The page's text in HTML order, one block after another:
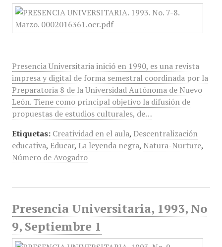
Presencia Universitaria inició en 1990, es una revista
impresa y digital de forma semestral coordinada por la
Preparatoria 8 de la Universidad Autónoma de Nuevo
León. Tiene como principal objetivo la difusión de
propuestas de estudios culturales, de…
Etiquetas: Creatividad en el aula, Descentralización
educativa, Educar, La leyenda negra, Natura-Nurture,
Número de Avogadro
Presencia Universitaria, 1993, No
9, Septiembre 1